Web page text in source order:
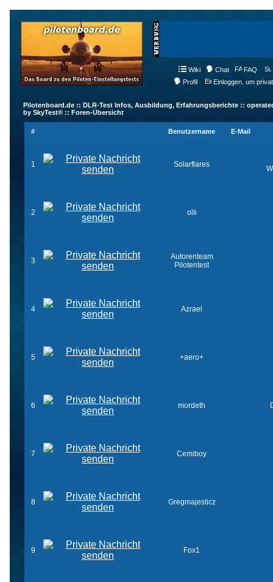
Wiki Chat FAQ
Profil
Einloggen, um
Pilotenboard.de :: DLR-Test Infos, Ausbildung, Erfahrungsberichte ::
by SkyTest® :: Foren-Übersicht
# Benutzername E-Mail
1 Solarflares
2 olli
3
Autorenteam
Pilotentest
4 Azrael
5 +aero+
6 mordeth
7 Cemiboy
8 Gregmajesticz
9 Fox1